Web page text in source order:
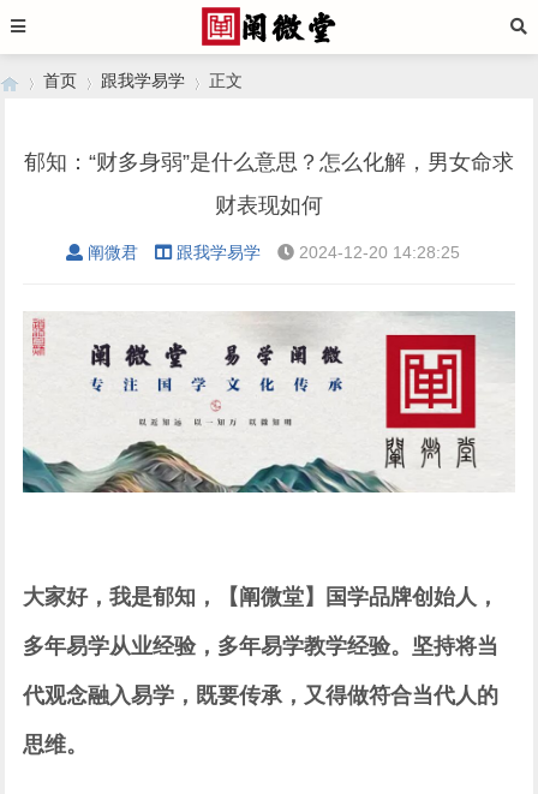
首页 跟我学易学 正文
郁知：“财多身弱”是什么意思？怎么化解，男女命求
财表现如何
阐微君 跟我学易学 2024-12-20 14:28:25
大家好，我是郁知，【阐微堂】国学品牌创始人，
多年易学从业经验，多年易学教学经验。坚持将当
代观念融入易学，既要传承，又得做符合当代人的
思维。